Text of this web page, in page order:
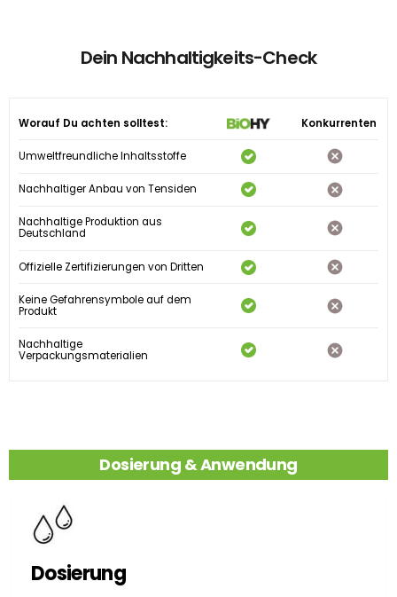
Dein Nachhaltigkeits-Check
Worauf Du achten solltest: Konkurrenten
Umweltfreundliche Inhaltsstoffe
Nachhaltiger Anbau von Tensiden
Nachhaltige Produktion aus
Deutschland
Offizielle Zertifizierungen von Dritten
Keine Gefahrensymbole auf dem
Produkt
Nachhaltige
Verpackungsmaterialien
Dosierung & Anwendung
Dosierung